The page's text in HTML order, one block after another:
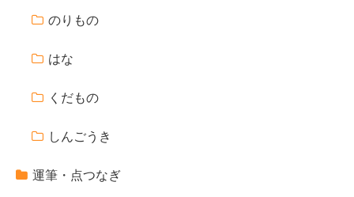
のりもの
はな
くだもの
しんごうき
運筆・点つなぎ